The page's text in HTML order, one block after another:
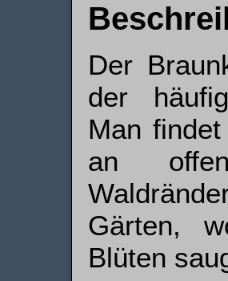
Der
der
Man
an
Gärten,
Blüten